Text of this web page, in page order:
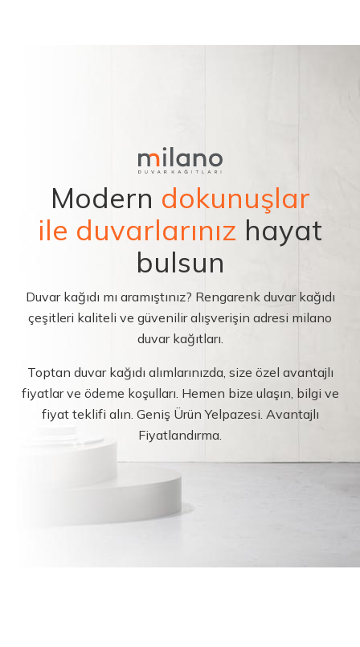
Modern dokunuşlar
ile duvarlarınız hayat
bulsun
Duvar kağıdı mı aramıştınız? Rengarenk duvar kağıdı
çeşitleri kaliteli ve güvenilir alışverişin adresi milano
duvar kağıtları.
Toptan duvar kağıdı alımlarınızda, size özel avantajlı
fiyatlar ve ödeme koşulları. Hemen bize ulaşın, bilgi ve
fiyat teklifi alın. Geniş Ürün Yelpazesi. Avantajlı
Fiyatlandırma.